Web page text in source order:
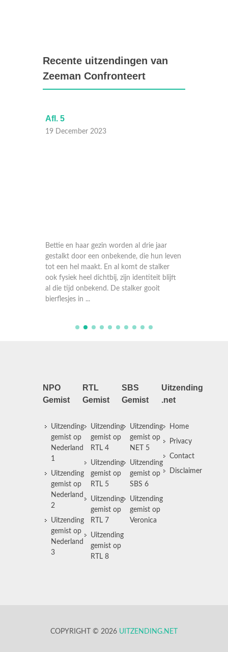
Recente uitzendingen van
Zeeman Confronteert
Afl. 5
19 December 2023
gestalkt door een onbekende, die hun leven
tot een hel maakt. En al komt de stalker
ook fysiek heel dichtbij, zijn identiteit blijft
al die tijd onbekend. De stalker gooit
bierflesjes in ...
NPO
Gemist
Uitzending
gemist op
Nederland
1
Uitzending
gemist op
Nederland
2
Uitzending
gemist op
Nederland
3
RTL
Gemist
Uitzending
gemist op
RTL 4
Uitzending
gemist op
RTL 5
Uitzending
gemist op
RTL 7
Uitzending
gemist op
RTL 8
SBS
Gemist
Uitzending
gemist op
NET 5
Uitzending
gemist op
SBS 6
Uitzending
gemist op
Veronica
Uitzending
.net
Home
Privacy
Contact
Disclaimer
COPYRIGHT © 2026 UITZENDING.NET